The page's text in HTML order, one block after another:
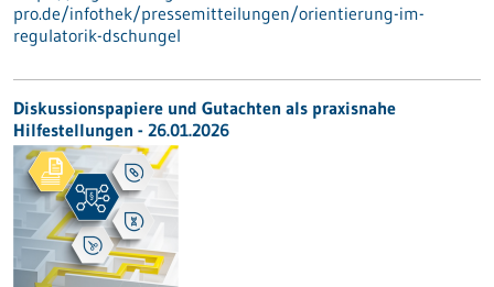
pro.de/infothek/pressemitteilungen/orientierung-im-
regulatorik-dschungel
Diskussionspapiere und Gutachten als praxisnahe
Hilfestellungen - 26.01.2026